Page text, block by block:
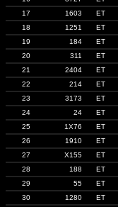
17
1603 ET
18
1251 ET
19
184 ET
20
311 ET
21
2404 ET
22
214 ET
23
3173 ET
24
24 ET
25
1X76 ET
26
1910 ET
27
X155 ET
28
188 ET
29
55 ET
30
1280 ET